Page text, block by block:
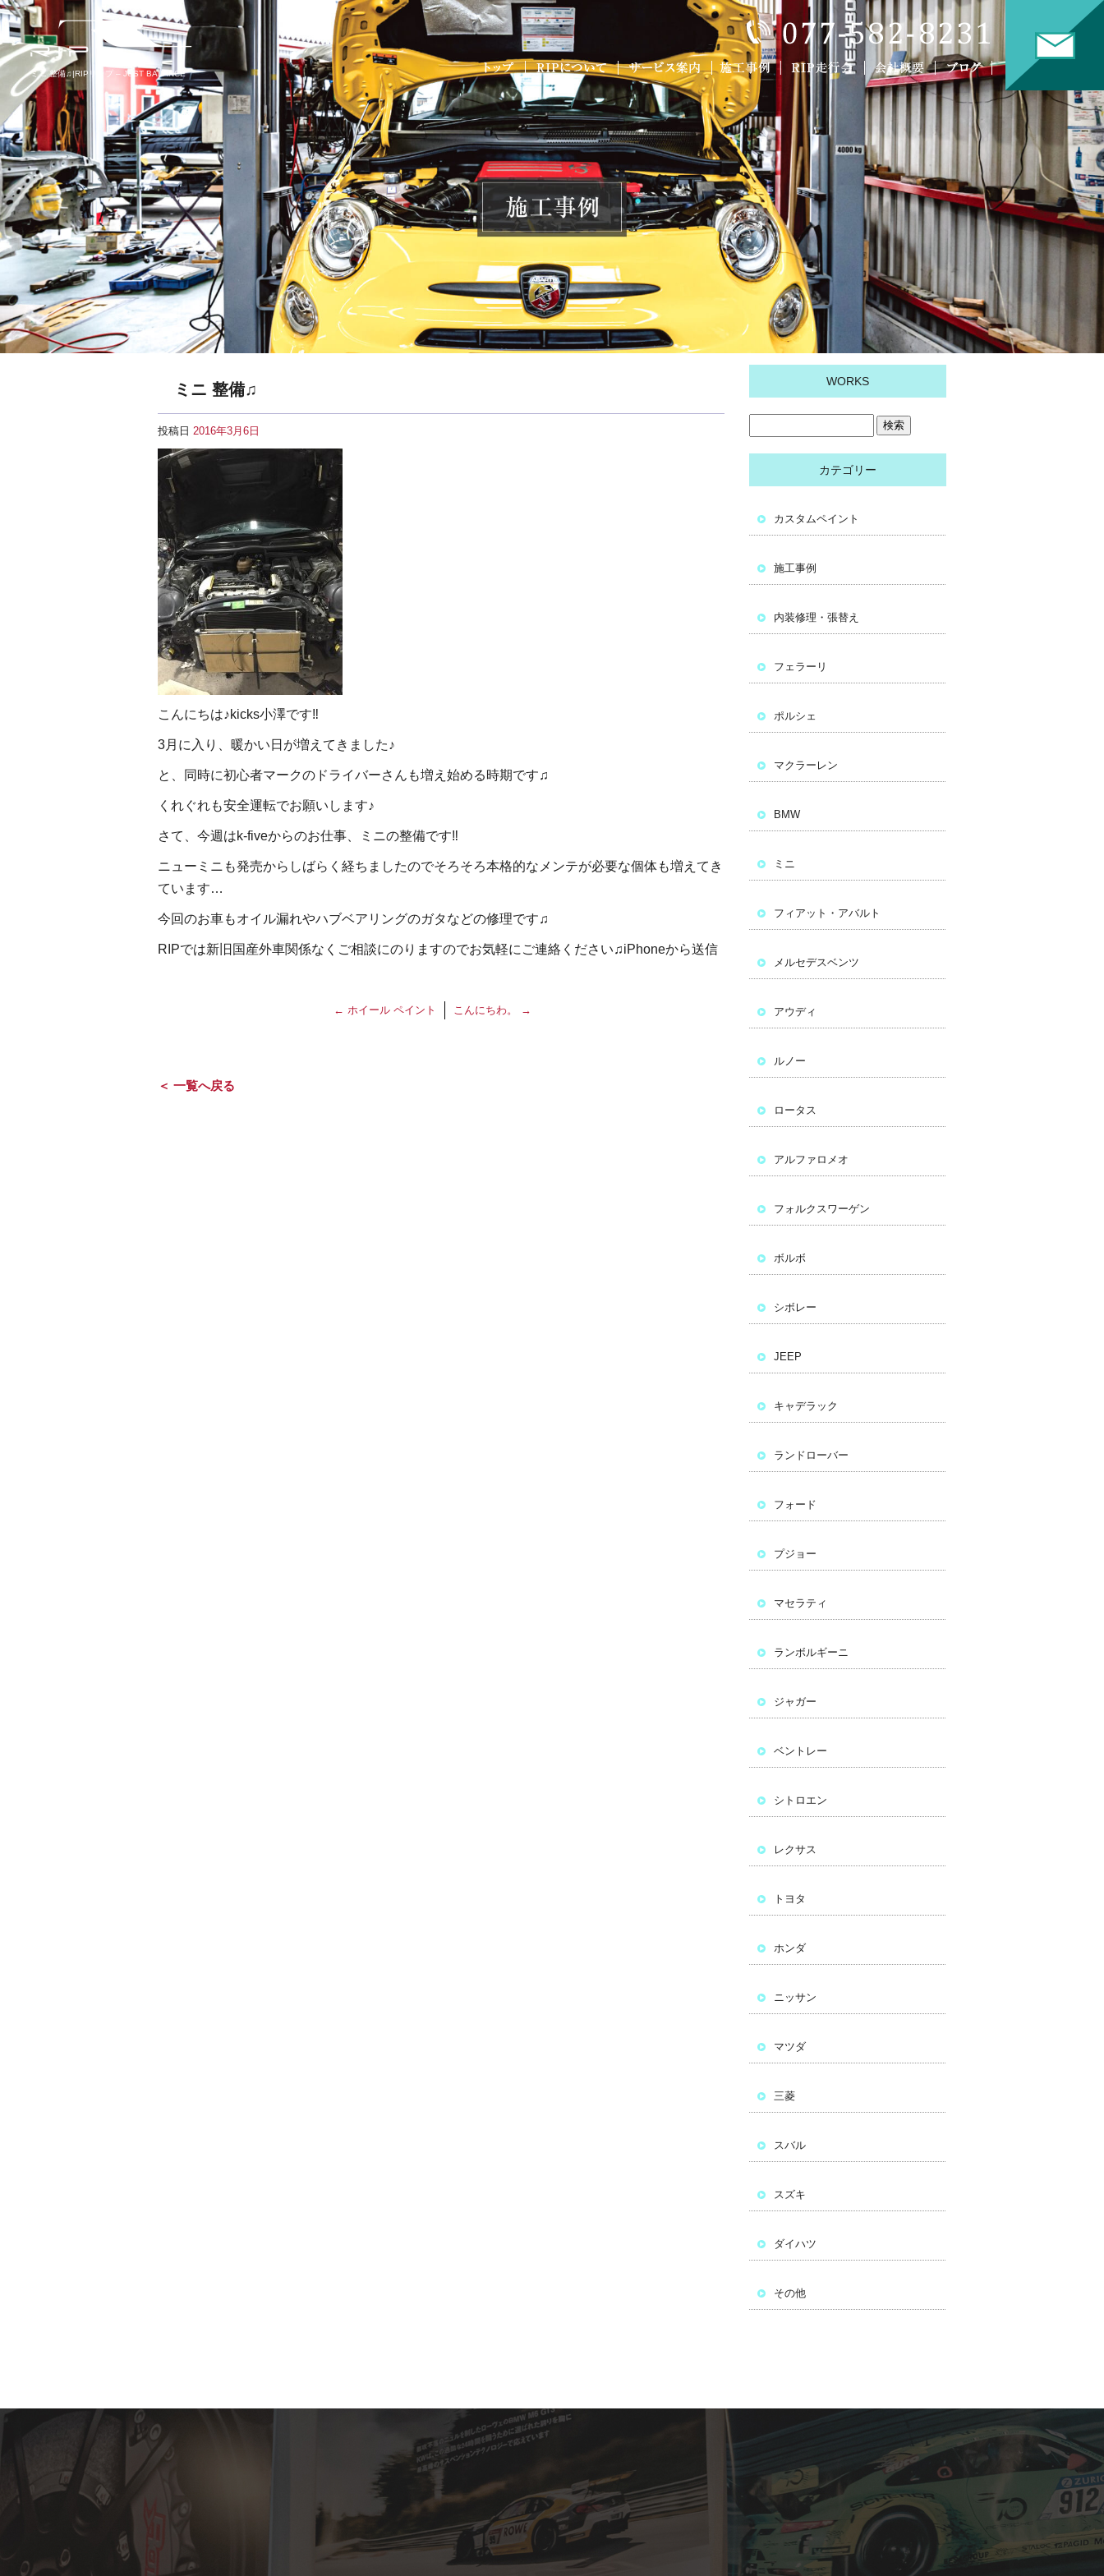
ミニ 整備♫|RIPリップ – JUST BALANCE
ミニ 整備♫
投稿日 2016年3月6日
こんにちは♪kicks小澤です‼︎
3月に入り、暖かい日が増えてきました♪
と、同時に初心者マークのドライバーさんも増え始める時期です♫
くれぐれも安全運転でお願いします♪
さて、今週はk-fiveからのお仕事、ミニの整備です‼︎
ニューミニも発売からしばらく経ちましたのでそろそろ本格的なメンテが必要な個体も増えてき
ています…
今回のお車もオイル漏れやハブベアリングのガタなどの修理です♫
RIPでは新旧国産外車関係なくご相談にのりますのでお気軽にご連絡ください♫iPhoneから送信
← ホイール ペイント こんにちわ。 →
＜ 一覧へ戻る
WORKS
カテゴリー
カスタムペイント
施工事例
内装修理・張替え
フェラーリ
ポルシェ
マクラーレン
BMW
ミニ
フィアット・アバルト
メルセデスベンツ
アウディ
ルノー
ロータス
アルファロメオ
フォルクスワーゲン
ボルボ
シボレー
JEEP
キャデラック
ランドローバー
フォード
プジョー
マセラティ
ランボルギーニ
ジャガー
ベントレー
シトロエン
レクサス
トヨタ
ホンダ
ニッサン
マツダ
三菱
スバル
スズキ
ダイハツ
その他